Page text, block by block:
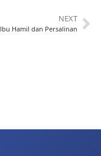
NEXT
Ibu Hamil dan Persalinan